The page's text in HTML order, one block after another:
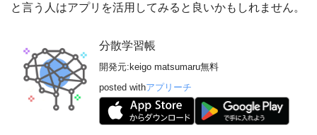
と言う人はアプリを活用してみると良いかもしれません。
分散学習帳
開発元:keigo matsumaru無料
posted withアプリーチ